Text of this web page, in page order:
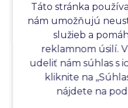
Analýza spôsobu a
Analýza stromu chýb
Analýza stromu chýb
Analýza testovacieho bodu
Analýza toku riadenia
Analýza toku údajov
Táto stránka
nám umožňujú
služieb a
reklamnom úsilí.
udeliť nám súhlas s
kliknite na
nájdete na